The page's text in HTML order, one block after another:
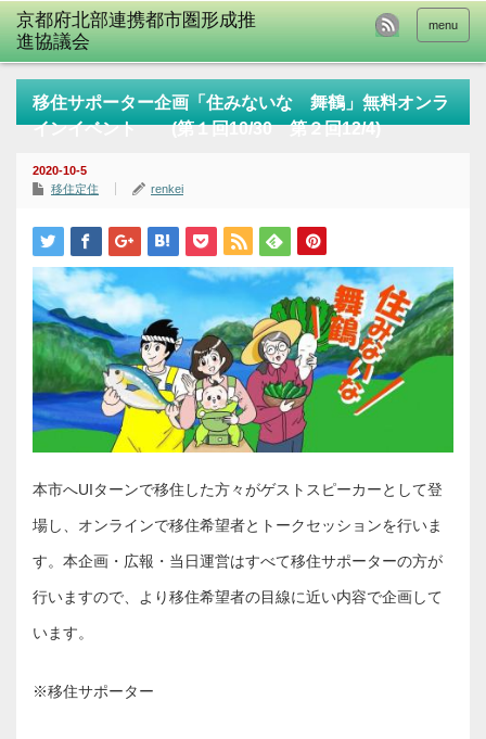
menu
移住サポーター企画「住みないな 舞鶴」無料オンラ
インイベント (第１回10/30 第２回12/4)
2020-10-5
移住定住
renkei
本市へUIターンで移住した方々がゲストスピーカーとして登
場し、オンラインで移住希望者とトークセッションを行いま
す。本企画・広報・当日運営はすべて移住サポーターの方が
行いますので、より移住希望者の目線に近い内容で企画して
います。
※移住サポーター